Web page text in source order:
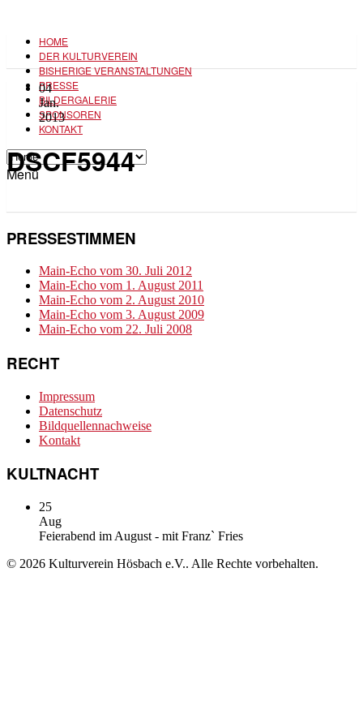
HOME
DER KULTURVEREIN
BISHERIGE VERANSTALTUNGEN
PRESSE
BILDERGALERIE
SPONSOREN
KONTAKT
Menü
04
Jan.
2013
DSCF5944
PRESSESTIMMEN
Main-Echo vom 30. Juli 2012
Main-Echo vom 1. August 2011
Main-Echo vom 2. August 2010
Main-Echo vom 3. August 2009
Main-Echo vom 22. Juli 2008
RECHT
Impressum
Datenschutz
Bildquellennachweise
Kontakt
KULTNACHT
25
Aug
Feierabend im August - mit Franz` Fries
© 2026 Kulturverein Hösbach e.V.. Alle Rechte vorbehalten.